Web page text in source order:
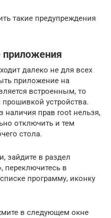
такие предупреждения
далеко не для всех
приложение на
встроенным, то
устройства.
наличия прав root нельзя,
отключить и тем
стола.
зайдите в раздел
переключитесь в
программу, иконку
в следующем окне